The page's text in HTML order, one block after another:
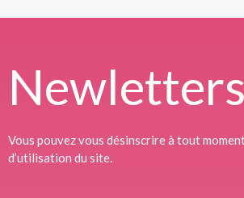
Newletters
Vous pouvez vous désinscrire à tout
d’utilisation du site.